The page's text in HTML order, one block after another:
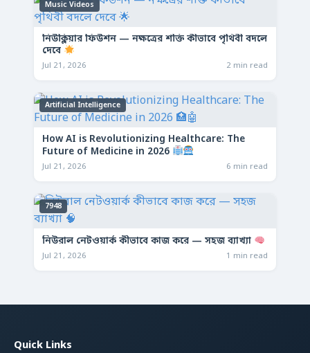
Music Videos
নিউক্লিয়ার ফিউশন — নক্ষত্রের শক্তি কীভাবে পৃথিবী বদলে
দেবে
Jul 21, 2026 2 min read
Artificial Intelligence
How AI is Revolutionizing Healthcare: The
Future of Medicine in 2026
Jul 21, 2026 6 min read
7948
নিউরাল নেটওয়ার্ক কীভাবে কাজ করে — সহজ ব্যাখ্যা
Jul 21, 2026 1 min read
Quick Links